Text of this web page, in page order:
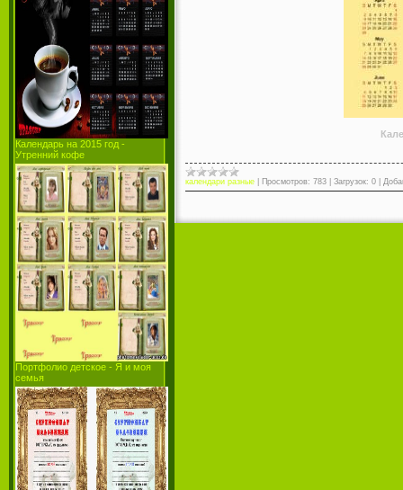
Календарь на 2015 год -
Утренний кофе
Портфолио детское - Я и моя
семья
календари разные Просмотров: 783 Загрузок: 0